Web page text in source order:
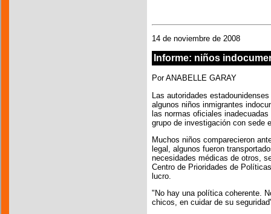
14 de noviembre de 2008
Informe: niños
Por ANABELLE GARAY
Las autoridades
algunos niños inmigrantes
las normas oficiales
grupo de investigación con sede
Muchos niños comparecieron
legal, algunos fueron
necesidades médicas de otros,
Centro de Prioridades de
lucro.
"No hay una política coherente.
chicos, en cuidar de su